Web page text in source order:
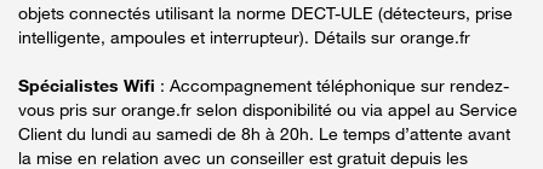
objets connectés utilisant la norme DECT-ULE (détecteurs, prise
intelligente, ampoules et interrupteur). Détails sur orange.fr
Spécialistes Wifi : Accompagnement téléphonique sur rendez-
vous pris sur orange.fr selon disponibilité ou via appel au Service
Client du lundi au samedi de 8h à 20h. Le temps d’attente avant
la mise en relation avec un conseiller est gratuit depuis les